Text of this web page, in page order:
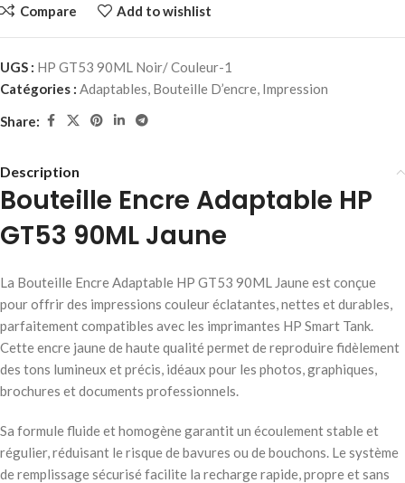
Compare Add to wishlist
UGS : HP GT53 90ML Noir/ Couleur-1
Catégories : Adaptables, Bouteille D’encre, Impression
Share:
Description
Bouteille Encre Adaptable HP
GT53 90ML Jaune
La Bouteille Encre Adaptable HP GT53 90ML Jaune est conçue
pour offrir des impressions couleur éclatantes, nettes et durables,
parfaitement compatibles avec les imprimantes HP Smart Tank.
Cette encre jaune de haute qualité permet de reproduire fidèlement
des tons lumineux et précis, idéaux pour les photos, graphiques,
brochures et documents professionnels.
Sa formule fluide et homogène garantit un écoulement stable et
régulier, réduisant le risque de bavures ou de bouchons. Le système
de remplissage sécurisé facilite la recharge rapide, propre et sans